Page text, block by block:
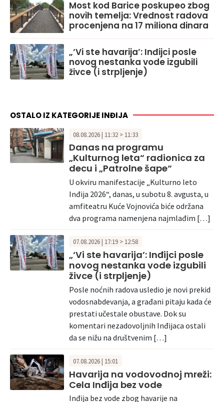
Most kod Barice poskupeo zbog
novih temelja: Vrednost radova
procenjena na 17 miliona dinara
„‘Vi ste havarija’: Inđijci posle
novog nestanka vode izgubili
živce (i strpljenje)
OSTALO IZ KATEGORIJE INĐIJA
08.08.2026 | 11:32 > 11:33
Danas na programu
„Kulturnog leta“ radionica za
decu i „Patrolne šape“
U okviru manifestacije „Kulturno leto
Inđija 2026“, danas, u subotu 8. avgusta, u
amfiteatru Kuće Vojnovića biće održana
dva programa namenjena najmlađim […]
07.08.2026 | 17:19 > 12:58
„‘Vi ste havarija’: Inđijci posle
novog nestanka vode izgubili
živce (i strpljenje)
Posle noćnih radova usledio je novi prekid
vodosnabdevanja, a građani pitaju kada će
prestati učestale obustave. Dok su
komentari nezadovoljnih Inđijaca ostali
da se nižu na društvenim […]
07.08.2026 | 15:01
Havarija na vodovodnoj mreži:
Cela Inđija bez vode
Inđija bez vode zbog havarije na